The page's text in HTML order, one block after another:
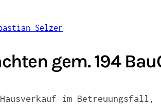
gem. 194
im Betreuungsfall,